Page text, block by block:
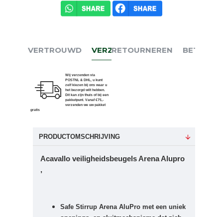
VERTROUWD VERZENDEN
Wij verzenden via
POSTNL & DHL, u kunt
zelf kiezen bij ons waar u
het bezorgd wilt hebben.
Dit kan zijn thuis of bij een
pakketpunt. Vanaf €75,-
verzenden we uw pakket
gratis
RETOURNEREN BETALEN
PRODUCTOMSCHRIJVING
Acavallo veiligheidsbeugels Arena Alupro
,
Safe Stirrup Arena AluPro met een uniek